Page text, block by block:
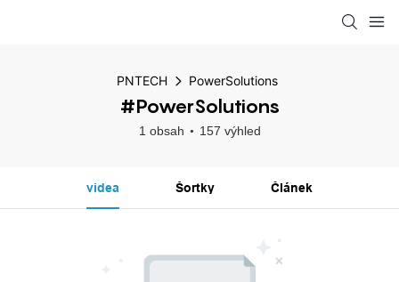
PNTECH PowerSolutions
#PowerSolutions
1 obsah 157 výhled
videa Šortky Článek